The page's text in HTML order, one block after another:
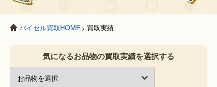
バイセル買取HOME > 買取実績
気になるお品物の買取実績を選択する